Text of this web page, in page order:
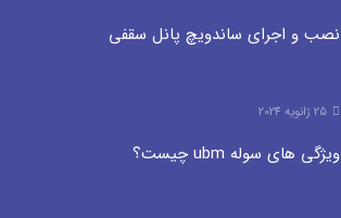
نصب و اجرای ساندویچ پانل سقفی
25 ژانویه 2024
ویژگی های سوله ubm چیست؟